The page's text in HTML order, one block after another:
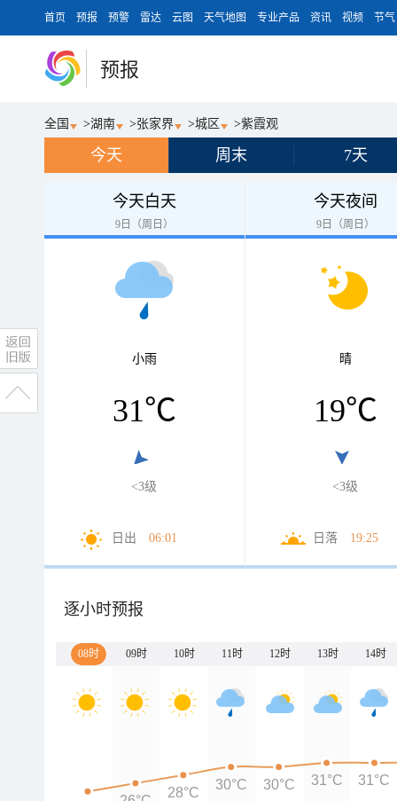
首页 预报 预警 雷达 云图 天气地图 专业产品 资讯 视频 节气
预报
全国 >湖南 >张家界 >城区 >紫霞观
今天 周末 7天
今天白天
9日（周日）
小雨
31℃
<3级
日出 06:01
今天夜间
9日（周日）
晴
19℃
<3级
日落 19:25
逐小时预报
08时 09时 10时 11时 12时 13时 14时
28°C
30°C 30°C 31°C 31°C